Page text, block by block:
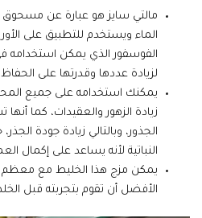
مالتي سايز هو عبارة عن مسحوق
الماء ويستخدم للتطبيق على
الفوسفور الذي يمكن استخدامه في
لزيادة عددها وقدرتها على الحفاظ
يمكنك استخدامه على جميع
زيادة الزهور والعقيدات، كما
الجذور، وبالتالي زيادة جودة
النباتية لأنه يساعد على إكمال
يمكن مزج هذا الخليط مع معظم
الأفضل أن تقوم بتجربته قبل